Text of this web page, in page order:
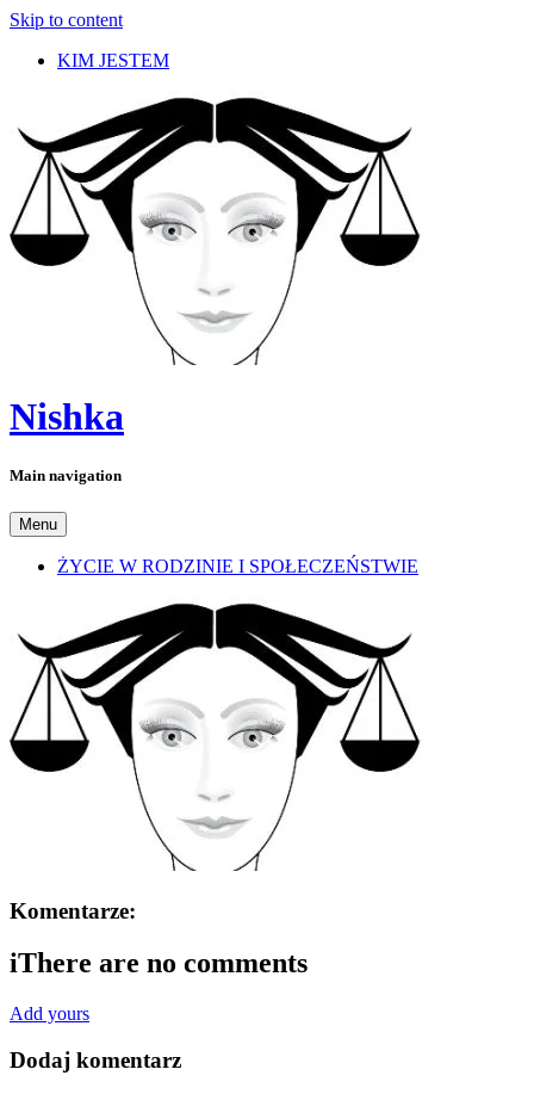
Skip to content
KIM JESTEM
Nishka
Main navigation
Menu
ŻYCIE W RODZINIE I SPOŁECZEŃSTWIE
Komentarze:
iThere are no comments
Add yours
Dodaj komentarz